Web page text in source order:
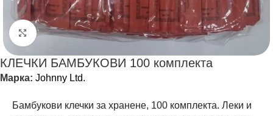
Щракнете за уголемяване
КЛЕЧКИ БАМБУКОВИ 100 комплекта
Марка: Johnny Ltd.
Бамбукови клечки за хранене, 100 комплекта. Леки и